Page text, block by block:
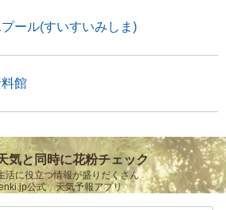
ール(すいすいみしま)
館
気と同時に花粉チェック
活に役立つ情報が盛りだくさん
公式 天気予報アプリ